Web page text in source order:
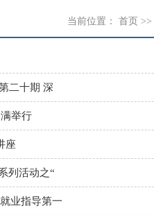
当前位置： 首页 >>
二十期 深
举行
座
列活动之“
业指导第一